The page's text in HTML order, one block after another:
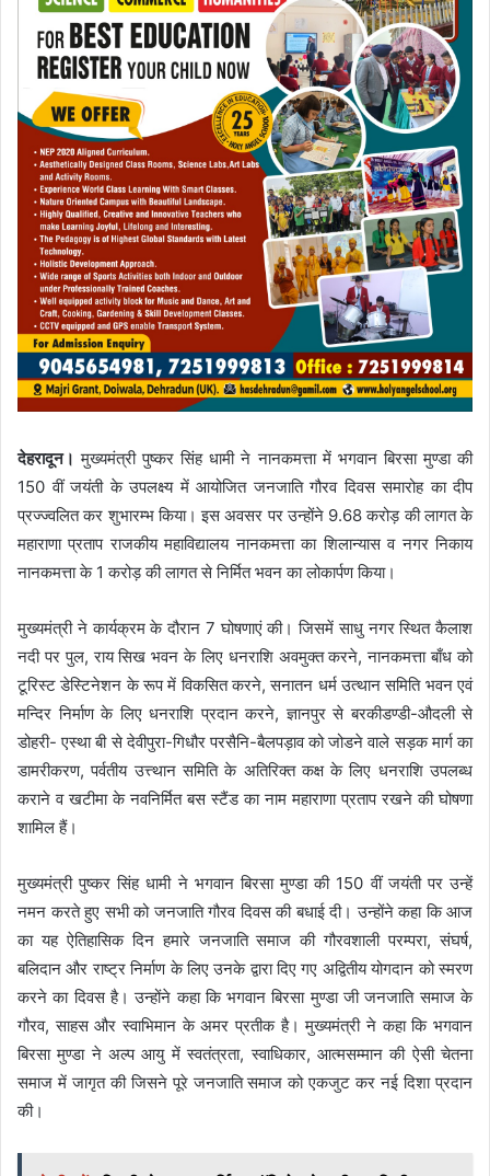
देहरादून। मुख्यमंत्री पुष्कर सिंह धामी ने नानकमत्ता में भगवान बिरसा मुण्डा की
150 वीं जयंती के उपलक्ष्य में आयोजित जनजाति गौरव दिवस समारोह का दीप
प्रज्ज्वलित कर शुभारम्भ किया। इस अवसर पर उन्होंने 9.68 करोड़ की लागत के
महाराणा प्रताप राजकीय महाविद्यालय नानकमत्ता का शिलान्यास व नगर निकाय
नानकमत्ता के 1 करोड़ की लागत से निर्मित भवन का लोकार्पण किया।
मुख्यमंत्री ने कार्यक्रम के दौरान 7 घोषणाएं की। जिसमें साधु नगर स्थित कैलाश
नदी पर पुल, राय सिख भवन के लिए धनराशि अवमुक्त करने, नानकमत्ता बाँध को
टूरिस्ट डेस्टिनेशन के रूप में विकसित करने, सनातन धर्म उत्थान समिति भवन एवं
मन्दिर निर्माण के लिए धनराशि प्रदान करने, ज्ञानपुर से बरकीडण्डी-औदली से
डोहरी- एस्था बी से देवीपुरा-गिधौर परसैनि-बैलपड़ाव को जोडने वाले सड़क मार्ग का
डामरीकरण, पर्वतीय उत्त्थान समिति के अतिरिक्त कक्ष के लिए धनराशि उपलब्ध
कराने व खटीमा के नवनिर्मित बस स्टैंड का नाम महाराणा प्रताप रखने की घोषणा
शामिल हैं।
मुख्यमंत्री पुष्कर सिंह धामी ने भगवान बिरसा मुण्डा की 150 वीं जयंती पर उन्हें
नमन करते हुए सभी को जनजाति गौरव दिवस की बधाई दी। उन्होंने कहा कि आज
का यह ऐतिहासिक दिन हमारे जनजाति समाज की गौरवशाली परम्परा, संघर्ष,
बलिदान और राष्ट्र निर्माण के लिए उनके द्वारा दिए गए अद्वितीय योगदान को स्मरण
करने का दिवस है। उन्होंने कहा कि भगवान बिरसा मुण्डा जी जनजाति समाज के
गौरव, साहस और स्वाभिमान के अमर प्रतीक है। मुख्यमंत्री ने कहा कि भगवान
बिरसा मुण्डा ने अल्प आयु में स्वतंत्रता, स्वाधिकार, आत्मसम्मान की ऐसी चेतना
समाज में जागृत की जिसने पूरे जनजाति समाज को एकजुट कर नई दिशा प्रदान
की।